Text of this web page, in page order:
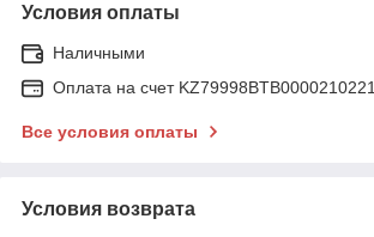
Условия оплаты
Наличными
Оплата на счет KZ79998BTB0000210221
Все условия оплаты
Условия возврата